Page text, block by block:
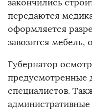
закончились
передаются
оформляется
завозится мебель,
Губернатор
предусмотренные
специалистов.